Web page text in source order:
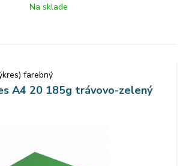
Na sklade
farebný
A4 20 185g trávovo-zelený